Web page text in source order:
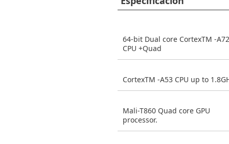
64-bit Dual core CortexTM -A72
CPU +Quad
CortexTM -A53 CPU up to
Mali-T860 Quad core GPU
processor.